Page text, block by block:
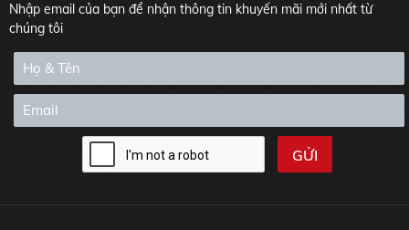
Nhập email của bạn để nhận thông tin khuyến mãi mới nhất từ
chúng tôi